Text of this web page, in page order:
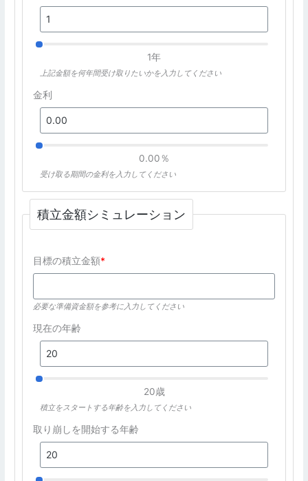
1年
上記金額を何年間受け取りたいかを入力してください
金利
0.00％
受け取る期間の金利を入力してください
積立金額シミュレーション
目標の積立金額*
必要な準備資金額を参考に入力してください
現在の年齢
20歳
積立をスタートする年齢を入力してください
取り崩しを開始する年齢